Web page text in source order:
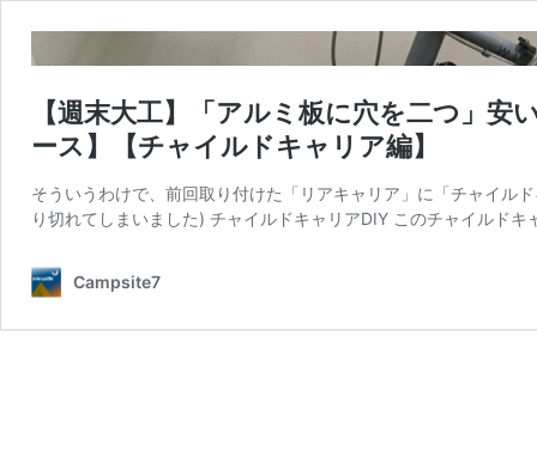
【週末大工】「アルミ板に穴を二つ」
ース】【チャイルドキャリア編】
そういうわけで、前回取り付けた「リアキャリア」に「チャイル
り切れてしまいました) チャイルドキャリアDIY このチャイルド
Campsite7